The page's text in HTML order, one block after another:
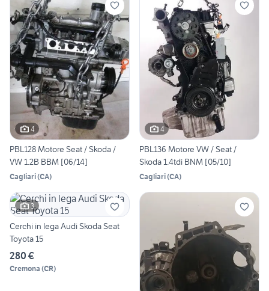
4
PBL128 Motore Seat / Skoda /
VW 1.2B BBM [06/14]
Cagliari(CA)
4
PBL136 Motore VW / Seat /
Skoda 1.4tdi BNM [05/10]
Cagliari(CA)
3
Cerchi in lega Audi Skoda Seat
Toyota 15
280 €
Cremona (CR)